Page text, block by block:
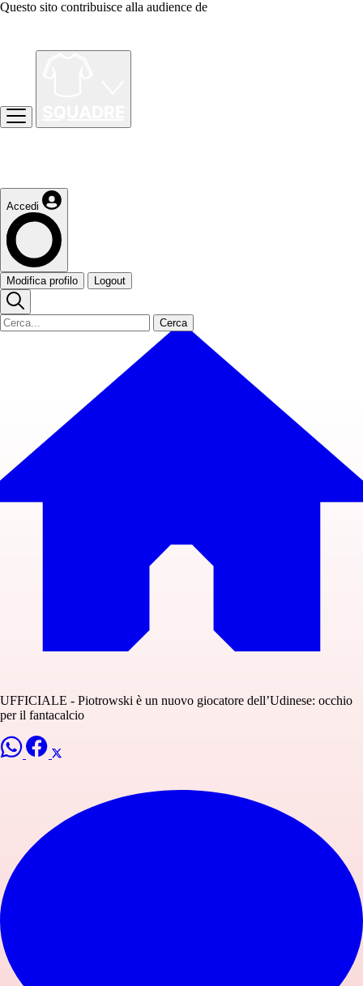
Questo sito contribuisce alla audience de
Accedi
Modifica profilo Logout
Cerca
UFFICIALE - Piotrowski è un nuovo giocatore dell’Udinese: occhio
per il fantacalcio